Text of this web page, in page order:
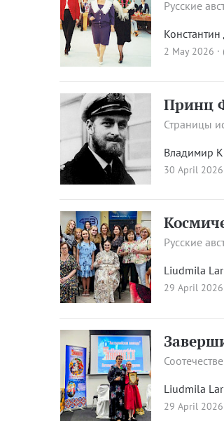
Русские
2 May 2026 ·
Принц
Страницы
Владимир
30 April 2026
Русские
Liudmila
29 April 2026
Liudmila
29 April 2026